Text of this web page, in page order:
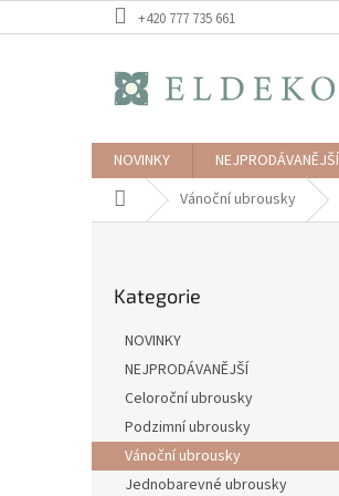
na
+420 777 735 661
NOVINKY NEJPRODÁVANĚJŠÍ
Domů Vánoční ubrousky
a
kategorie
Kategorie
NOVINKY
NEJPRODÁVANĚJŠÍ
Celoroční ubrousky
Podzimní ubrousky
Vánoční ubrousky
Jednobarevné ubrousky